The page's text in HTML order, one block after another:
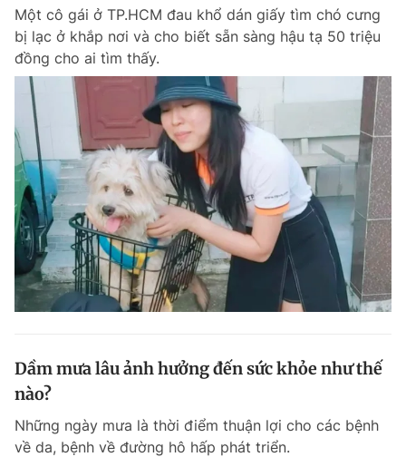
Đọc Thanh Niên trên điện thoại
Theo dõi báo trên
Hotline
0906 645 777
Liên hệ quảng cáo
0908 780 404
Tổng biên tập: Nguyễn Ngọc Toàn
Phó tổng biên tập thường trực: Hải Thành
Phó tổng biên tập: Lâm Hiếu Dũng
Phó tổng biên tập: Trần Việt Hưng
Tổng thư ký tòa soạn: Đức Trung
Một cô gái ở TP.HCM đau khổ dán giấy tìm chó cưng
bị lạc ở khắp nơi và cho biết sẵn sàng hậu tạ 50 triệu
đồng cho ai tìm thấy.
Dầm mưa lâu ảnh hưởng đến sức khỏe như thế
nào?
Những ngày mưa là thời điểm thuận lợi cho các bệnh
về da, bệnh về đường hô hấp phát triển.